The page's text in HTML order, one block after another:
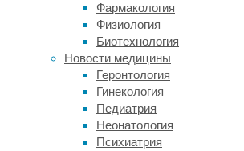
Фармакология
Физиология
Биотехнология
Новости медицины
Геронтология
Гинекология
Педиатрия
Неонатология
Психиатрия
Гренландии
теряет
примерно
270
миллиардов
тонн
льда